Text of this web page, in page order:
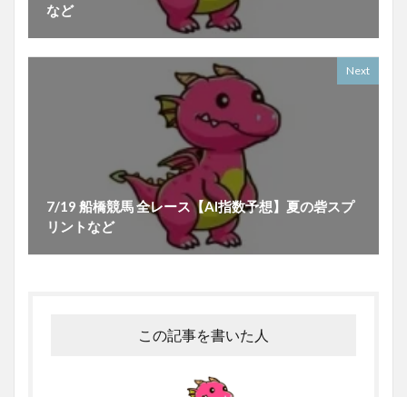
など
Next
7/19 船橋競馬 全レース【AI指数予想】夏の砦スプ
リントなど
この記事を書いた人